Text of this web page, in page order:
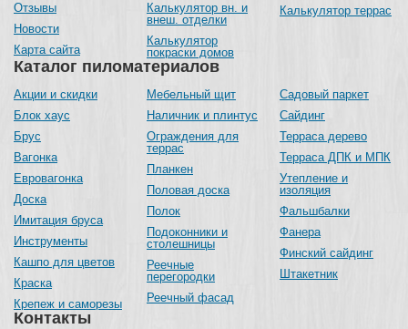
Каталог пиломатериалов
Акции и скидки
Блок хаус
Брус
Вагонка
Евровагонка
Доска
Имитация бруса
Инструменты
Кашпо для цветов
Краска
Крепеж и саморезы
Мебельный щит
Наличник и плинтус
Ограждения для
террас
Планкен
Половая доска
Полок
Подоконники и
столешницы
Реечные
перегородки
Реечный фасад
Садовый паркет
Сайдинг
Терраса дерево
Терраса ДПК и МПК
Утепление и
изоляция
Фальшбалки
Фанера
Финский сайдинг
Штакетник
Отзывы
Новости
Карта сайта
Калькулятор вн. и
внеш. отделки
Калькулятор
покраски домов
Калькулятор террас
Контакты